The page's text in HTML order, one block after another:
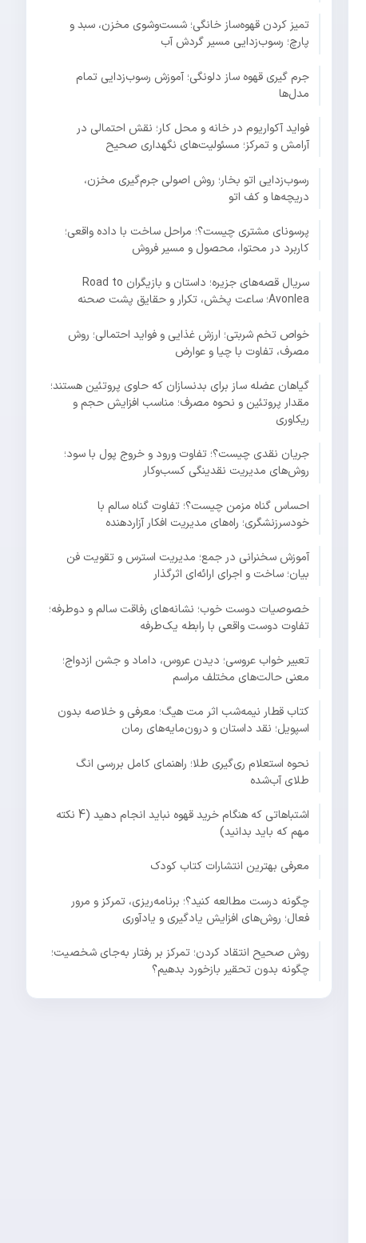
تمیز کردن قهوه‌ساز خانگی؛ شست‌وشوی مخزن، سبد و
پارچ؛ رسوب‌زدایی مسیر گردش آب
جرم گیری قهوه ساز دلونگی؛ آموزش رسوب‌زدایی تمام
مدل‌ها
فواید آکواریوم در خانه و محل کار؛ نقش احتمالی در
آرامش و تمرکز؛ مسئولیت‌های نگهداری صحیح
رسوب‌زدایی اتو بخار؛ روش اصولی جرم‌گیری مخزن،
دریچه‌ها و کف اتو
پرسونای مشتری چیست؟؛ مراحل ساخت با داده واقعی؛
کاربرد در محتوا، محصول و مسیر فروش
سریال قصه‌های جزیره؛ داستان و بازیگران Road to
Avonlea؛ ساعت پخش، تکرار و حقایق پشت صحنه
خواص تخم شربتی؛ ارزش غذایی و فواید احتمالی؛ روش
مصرف، تفاوت با چیا و عوارض
گیاهان عضله ساز برای بدنسازان که حاوی پروتئین هستند؛
مقدار پروتئین و نحوه مصرف؛ مناسب افزایش حجم و
ریکاوری
جریان نقدی چیست؟؛ تفاوت ورود و خروج پول با سود؛
روش‌های مدیریت نقدینگی کسب‌وکار
احساس گناه مزمن چیست؟؛ تفاوت گناه سالم با
خودسرزنشگری؛ راه‌های مدیریت افکار آزاردهنده
آموزش سخنرانی در جمع؛ مدیریت استرس و تقویت فن
بیان؛ ساخت و اجرای ارائه‌ای اثرگذار
خصوصیات دوست خوب؛ نشانه‌های رفاقت سالم و دوطرفه؛
تفاوت دوست واقعی با رابطه یک‌طرفه
تعبیر خواب عروسی؛ دیدن عروس، داماد و جشن ازدواج؛
معنی حالت‌های مختلف مراسم
کتاب قطار نیمه‌شب اثر مت هیگ؛ معرفی و خلاصه بدون
اسپویل؛ نقد داستان و درون‌مایه‌های رمان
نحوه استعلام ری‌گیری طلا؛ راهنمای کامل بررسی انگ
طلای آب‌شده
اشتباهاتی که هنگام خرید قهوه نباید انجام دهید (4 نکته
مهم که باید بدانید)
معرفی بهترین انتشارات کتاب کودک
چگونه درست مطالعه کنید؟؛ برنامه‌ریزی، تمرکز و مرور
فعال؛ روش‌های افزایش یادگیری و یادآوری
روش صحیح انتقاد کردن؛ تمرکز بر رفتار به‌جای شخصیت؛
چگونه بدون تحقیر بازخورد بدهیم؟